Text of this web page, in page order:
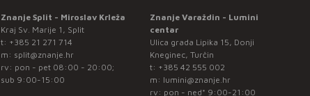
Znanje Split - Miroslav Krleža
Kraj Sv. Marije 1, Split
t: +385 21 271 714
m: split@znanje.hr
rv: pon - pet 08:00 - 20:00;
sub 9:00-15:00
Znanje Varaždin - Lumini
centar
Ulica grada Lipika 15, Donji
Kneginec, Turčin
t: +385 42 555 002
m: lumini@znanje.hr
rv: pon - ned* 9:00-21:00